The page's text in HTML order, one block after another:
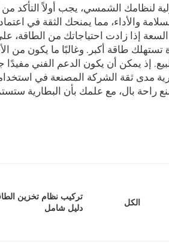
لنظامك الشمسي، يجب أولاً التأكد
والأداء، مما يمنحك الثقة في
إذا زادت احتياجاتك من الطاقة،
تستهلك طاقة أكبر. وغالبًا ما يكون من
إذ يمكن أن يكون الدعم الفني
مدى ثقة الشركة المصنعة في
راحة بال، مع علمك بأن البطارية
الكل
تركيب نظام تخزين
دليل شامل